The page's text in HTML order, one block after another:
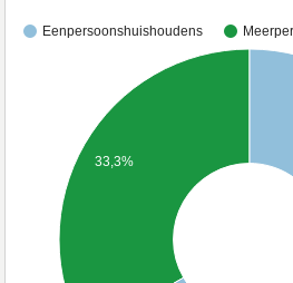
Eenpersoonshuishoudens
33,3%